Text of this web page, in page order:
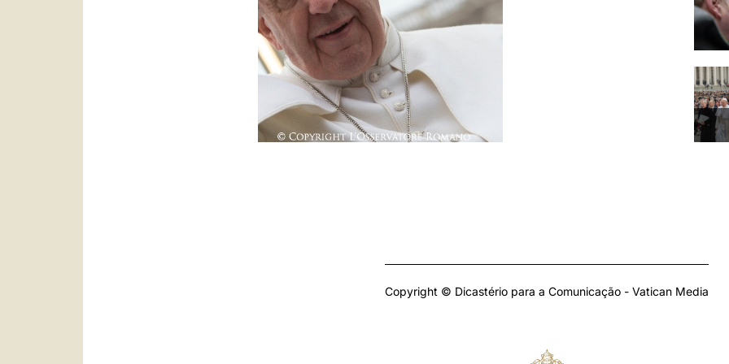
Copyright © Dicastério para a Comunicação - Vatican Media